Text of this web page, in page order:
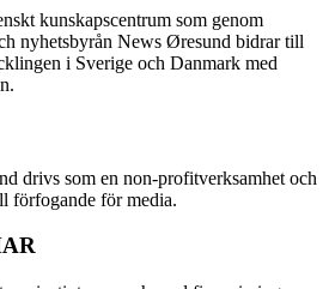
kunskapscentrum som genom
nyhetsbyrån News Øresund bidrar till
i Sverige och Danmark med
drivs som en non-profitverksamhet och
förfogande för media.